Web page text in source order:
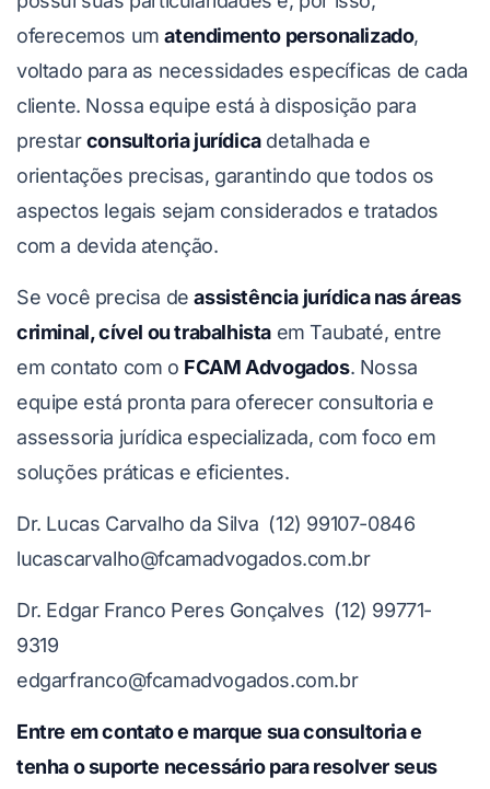
oferecemos umatendimento personalizado,
voltado para as necessidades específicas de cada
cliente. Nossa equipe está à disposição para
prestarconsultoria jurídicadetalhada e
orientações precisas, garantindo que todos os
aspectos legais sejam considerados e tratados
com a devida atenção.
Se você precisa deassistência jurídica nas áreas
criminal, cível ou trabalhista em Taubaté, entre
em contato com o FCAM Advogados. Nossa
equipe está pronta para oferecer consultoria e
assessoria jurídica especializada, com foco em
soluções práticas e eficientes.
Dr. Lucas Carvalho da Silva (12) 99107-0846
lucascarvalho@fcamadvogados.com.br
Dr. Edgar Franco Peres Gonçalves (12) 99771-
9319
edgarfranco@fcamadvogados.com.br
Entre em contato e marque sua consultoria e
tenha o suporte necessário para resolver seus